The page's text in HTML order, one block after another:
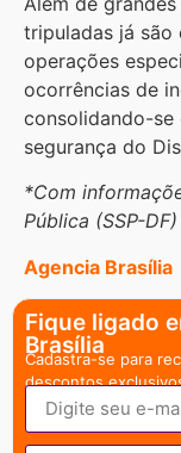
tripuladas já são
operações
ocorrências de
consolidando-se
segurança do
*Com
Pública (SSP-DF)
Agencia Brasília
Fique ligado
Brasília
Cadastra-se para
descontos